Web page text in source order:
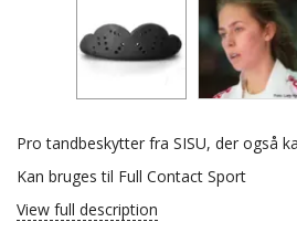
Pro tandbeskytter fra SISU, der også
Kan bruges til Full Contact Sport
View full description